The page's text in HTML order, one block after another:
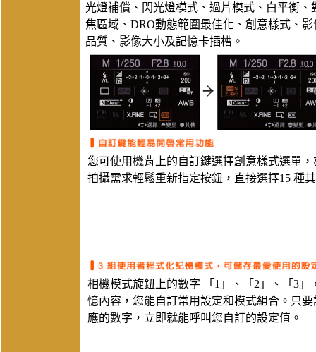
光燈補償、閃光燈模式、過片模式、白平衡、
焦區域、DRO動態範圍最佳化、創意樣式、影
品質、影像大小及記憶卡插槽。
您可使用機背上的自訂鍵選擇創意樣式選單
拍攝需求輕鬆重新指定按鈕，直接選擇15 種
相機模式旋鈕上的數字 「1」、「2」、「3」
憶內容，您能自訂常用設定和模式組合。只
應的數字，立即就能呼叫您自訂的設定值。